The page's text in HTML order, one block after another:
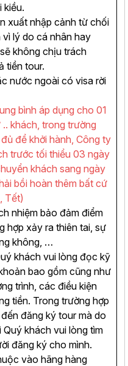
kiều.
xuất nhập cảnh từ chối
lý do cá nhân hay
không chịu trách
tiền tour.
nước ngoài có visa rời
bình áp dụng cho 01
khách, trong trường
để khởi hành, Công ty
trước tối thiểu 03 ngày
khách sang ngày
bồi hoàn thêm bất cứ
Tết)
nhiệm bảo đảm điểm
hợp xảy ra thiên tai, sự
không, …
khách vui lòng đọc kỹ
bao gồm cũng như
trình, các điều kiện
tiền. Trong trường hợp
đăng ký tour mà do
khách vui lòng tìm
đăng ký cho mình.
vào hãng hàng